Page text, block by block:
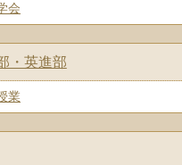
会
・英進部
業